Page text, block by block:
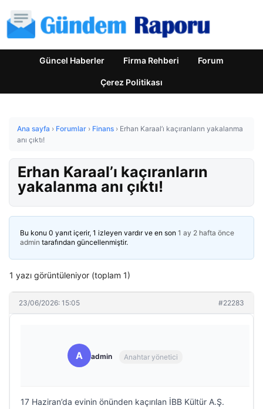
Güncel Haberler Firma Rehberi Forum
Çerez Politikası
Ana sayfa › Forumlar › Finans › Erhan Karaal’ı kaçıranların yakalanma
anı çıktı!
Erhan Karaal’ı kaçıranların
yakalanma anı çıktı!
Bu konu 0 yanıt içerir, 1 izleyen vardır ve en son 1 ay 2 hafta önce
admin tarafından güncellenmiştir.
1 yazı görüntüleniyor (toplam 1)
23/06/2026: 15:05 #22283
A admin Anahtar yönetici
17 Haziran’da evinin önünden kaçırılan İBB Kültür A.Ş.